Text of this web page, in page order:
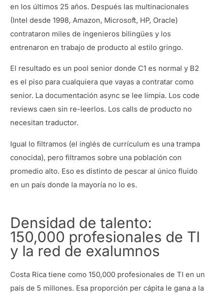
en los últimos 25 años. Después las multinacionales
(Intel desde 1998, Amazon, Microsoft, HP, Oracle)
contrataron miles de ingenieros bilingües y los
entrenaron en trabajo de producto al estilo gringo.
El resultado es un pool senior donde C1 es normal y B2
es el piso para cualquiera que vayas a contratar como
senior. La documentación async se lee limpia. Los code
reviews caen sin re-leerlos. Los calls de producto no
necesitan traductor.
Igual lo filtramos (el inglés de currículum es una trampa
conocida), pero filtramos sobre una población con
promedio alto. Eso es distinto de pescar al único fluido
en un país donde la mayoría no lo es.
Densidad de talento:
150,000 profesionales de TI
y la red de exalumnos
Costa Rica tiene como 150,000 profesionales de TI en un
país de 5 millones. Esa proporción per cápita le gana a la